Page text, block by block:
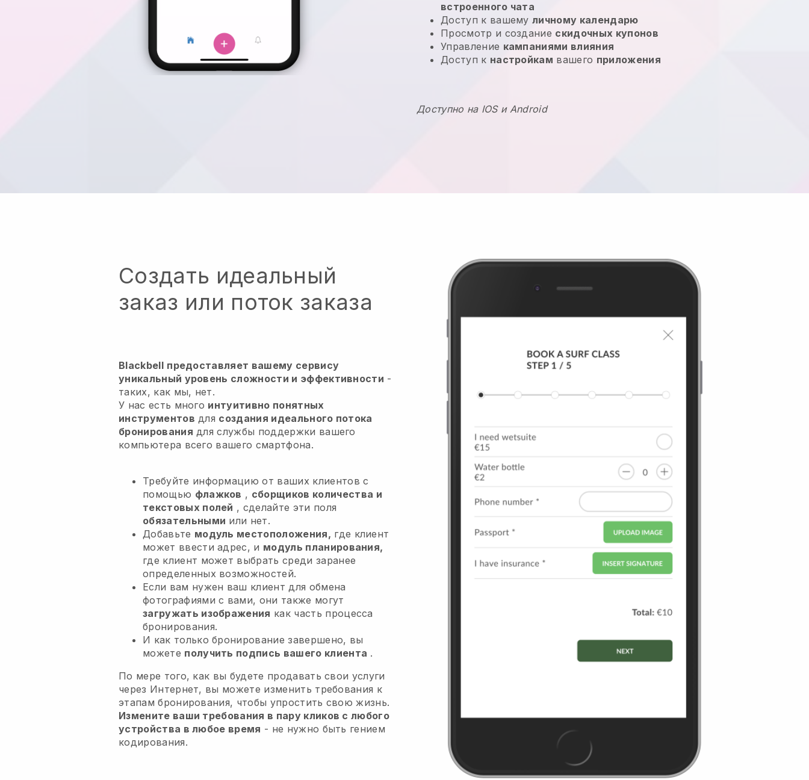
встроенного чата
Доступ к вашемуличному календарю
Просмотр и создание скидочных купонов
Управление кампаниями влияния
Доступ к настройкам вашего приложения
Доступно на IOS и Android
Создать идеальный
заказ или поток заказа
Blackbell предоставляет вашему сервису
уникальный уровень сложности и эффективности -
таких, как мы, нет.
У нас есть много интуитивно понятных
инструментов для создания идеального потока
бронирования для службы поддержки вашего
компьютера всего вашего смартфона.
Требуйте информацию от ваших клиентов с
помощью флажков , сборщиков количества и
текстовых полей , сделайте эти поля
обязательными или нет.
Добавьте модуль местоположения, где клиент
может ввести адрес, и модуль планирования,
где клиент может выбрать среди заранее
определенных возможностей.
Если вам нужен ваш клиент для обмена
фотографиями с вами, они также могут
загружать изображения как часть процесса
бронирования.
И как только бронирование завершено, вы
можете получить подпись вашего клиента .
По мере того, как вы будете продавать свои услуги
через Интернет, вы можете изменить требования к
этапам бронирования, чтобы упростить свою жизнь.
Измените ваши требования в пару кликов с любого
устройства в любое время - не нужно быть гением
кодирования.